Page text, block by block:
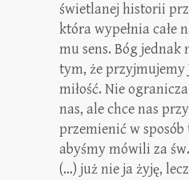
świetlanej historii
która wypełnia całe
mu sens. Bóg jednak
tym, że przyjmujemy
miłość. Nie
nas, ale chce nas
przemienić w sposób
abyśmy mówili za
(…) już nie ja żyję,